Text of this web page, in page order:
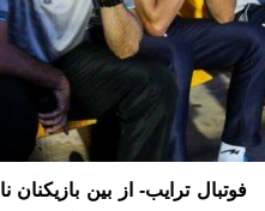
فوتبال ترایب- از بین بازیکنان